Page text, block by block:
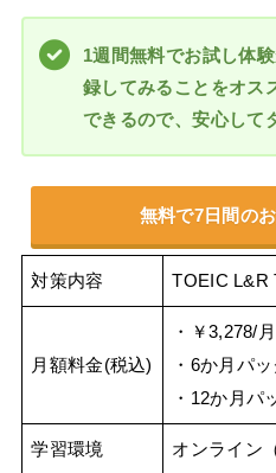
1週間無料でお試し体
録してみることをオス
できるので、安心して
無料で7日間の
対策内容 TOEIC L&R
月額料金(税込)
・￥3,278/
・6か月パ
・12か月パ
学習環境 オンライン